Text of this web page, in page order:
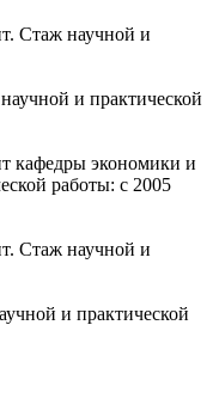
Стаж научной и
и практической
кафедры экономики и
работы: с 2005
Стаж научной и
и практической